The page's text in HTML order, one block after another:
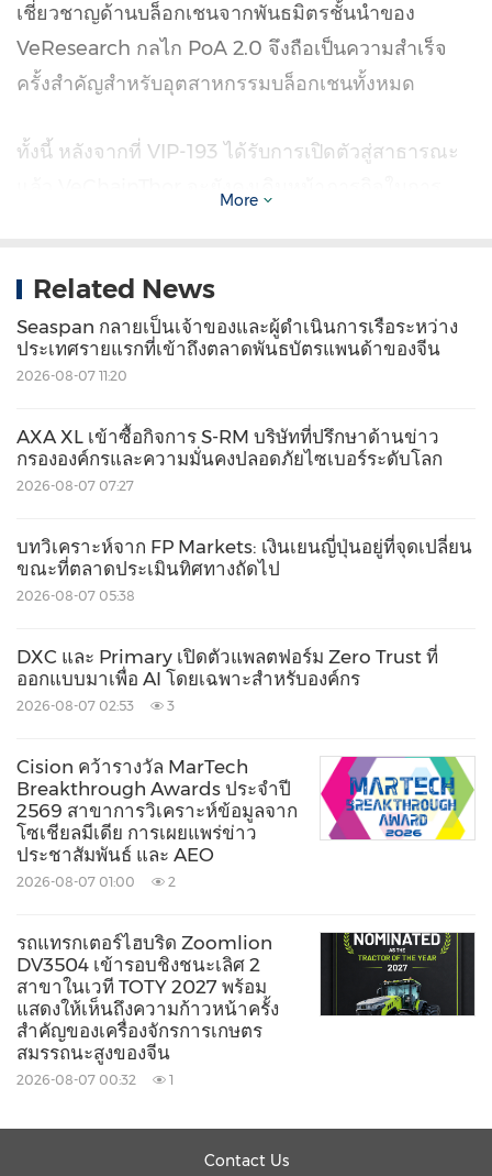
เชี่ยวชาญด้านบล็อกเชนจากพันธมิตรชั้นนำของ
VeResearch กลไก PoA 2.0 จึงถือเป็นความสำเร็จ
ครั้งสำคัญสำหรับอุตสาหกรรมบล็อกเชนทั้งหมด
ทั้งนี้ หลังจากที่ VIP-193 ได้รับการเปิดตัวสู่สาธารณะ
รอคอยการเปลี่ยนแปลงทางดิจิทัลทั่วโลกที่กำลังใกล้
เข้ามา
VeChain Foundation ทุ่มเททำงานเพื่อเชื่อมช่องว่าง
พัฒนา VeChainThor ยังคงก้าวต่อไป โดยเปลี่ยนจาก
เครือข่ายแบบกลุ่ม ไปสู่แพลตฟอร์มบล็อกเชน
สาธารณะที่ดีที่สุด โดยใช้ฉันทามติแบบ Proof of
Authority แสดงให้เห็นถึงคุณสมบัติทางเทคนิคขั้นสูง
โครงสร้างการกำกับดูแล และแบบจำลองเศรษฐกิจ
มูลนิธิคือการเสริมสร้างศักยภาพให้กับผู้สร้างและนวัต
กร โดยการพัฒนาเครื่องมือที่ขจัดความยากลำบากใน
การใช้งานได้อย่างเป็นระบบ การพัฒนาชุดเครื่องมือ
นวัตกรรมใหม่ เช่น การทำธุรกรรมพร้อมกันเป็น
ToolChain™ ทำให้ VeChain สามารถลดกำแพง
อุปสรรคสำหรับธุรกิจและนักพัฒนาลงได้อย่างมาก
นอกจากพันธมิตรทางธุรกิจรายสำคัญอย่าง PwC และ
โลก ได้แก่ Walmart China, Bayer China, BMW
Group, BYD Auto, PICC, Shanghai Gas, LVMH,
More
Related News
Seaspan กลายเป็นเจ้าของและผู้ดำเนินการเรือระหว่าง
ประเทศรายแรกที่เข้าถึงตลาดพันธบัตรแพนด้าของจีน
2026-08-07 11:20
AXA XL เข้าซื้อกิจการ S-RM บริษัทที่ปรึกษาด้านข่าว
กรององค์กรและความมั่นคงปลอดภัยไซเบอร์ระดับโลก
2026-08-07 07:27
บทวิเคราะห์จาก FP Markets: เงินเยนญี่ปุ่นอยู่ที่จุดเปลี่ยน
ขณะที่ตลาดประเมินทิศทางถัดไป
2026-08-07 05:38
DXC และ Primary เปิดตัวแพลตฟอร์ม Zero Trust ที่
ออกแบบมาเพื่อ AI โดยเฉพาะสำหรับองค์กร
2026-08-07 02:53 3
Cision คว้ารางวัล MarTech
Breakthrough Awards ประจำปี
2569 สาขาการวิเคราะห์ข้อมูลจาก
โซเชียลมีเดีย การเผยแพร่ข่าว
ประชาสัมพันธ์ และ AEO
2026-08-07 01:00 2
รถแทรกเตอร์ไฮบริด Zoomlion
DV3504 เข้ารอบชิงชนะเลิศ 2
สาขาในเวที TOTY 2027 พร้อม
แสดงให้เห็นถึงความก้าวหน้าครั้ง
สำคัญของเครื่องจักรการเกษตร
สมรรถนะสูงของจีน
2026-08-07 00:32 1
Contact Us